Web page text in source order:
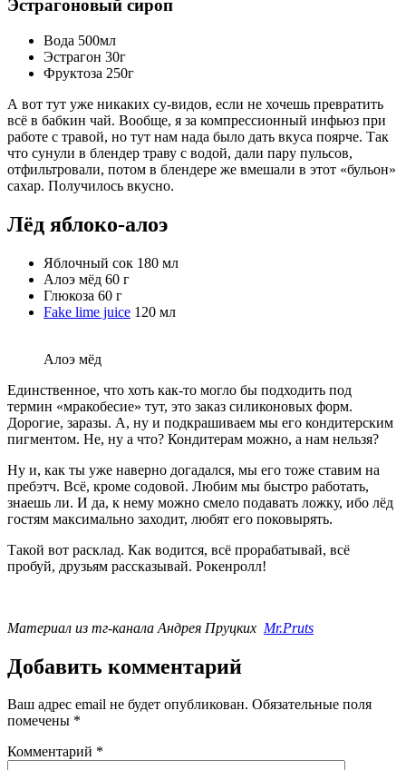
Эстрагоновый сироп
Вода 500мл
Эстрагон 30г
Фруктоза 250г
А вот тут уже никаких су-видов, если не хочешь превратить
всё в бабкин чай. Вообще, я за компрессионный инфьюз при
работе с травой, но тут нам нада было дать вкуса поярче. Так
что сунули в блендер траву с водой, дали пару пульсов,
отфильтровали, потом в блендере же вмешали в этот «бульон»
сахар. Получилось вкусно.
Лёд яблоко-алоэ
Яблочный сок 180 мл
Алоэ мёд 60 г
Глюкоза 60 г
Fake lime juice 120 мл
Алоэ мёд
Единственное, что хоть как-то могло бы подходить под
термин «мракобесие» тут, это заказ силиконовых форм.
Дорогие, заразы. А, ну и подкрашиваем мы его кондитерским
пигментом. Не, ну а что? Кондитерам можно, а нам нельзя?
Ну и, как ты уже наверно догадался, мы его тоже ставим на
пребэтч. Всё, кроме содовой. Любим мы быстро работать,
знаешь ли. И да, к нему можно смело подавать ложку, ибо лёд
гостям максимально заходит, любят его поковырять.
Такой вот расклад. Как водится, всё прорабатывай, всё
пробуй, друзьям рассказывай. Рокенролл!
Материал из тг-канала Андрея Пруцких Mr.Pruts
Добавить комментарий
Ваш адрес email не будет опубликован. Обязательные поля
помечены *
Комментарий *